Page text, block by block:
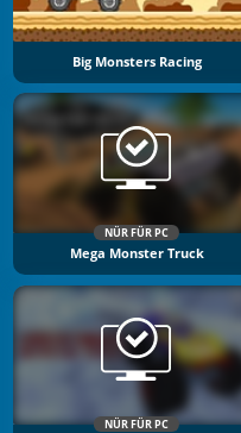
Big Monsters Racing
NÜR FÜR PC
Mega Monster Truck
NÜR FÜR PC